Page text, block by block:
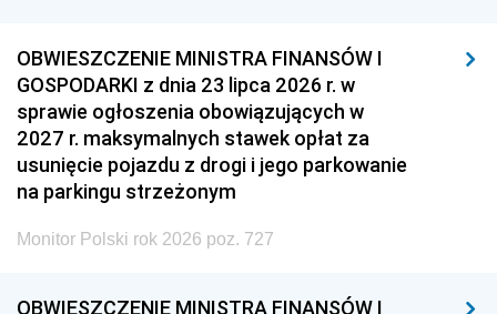
OBWIESZCZENIE MINISTRA FINANSÓW I
GOSPODARKI z dnia 23 lipca 2026 r. w
sprawie ogłoszenia obowiązujących w
2027 r. maksymalnych stawek opłat za
usunięcie pojazdu z drogi i jego parkowanie
na parkingu strzeżonym
Monitor Polski rok 2026 poz. 727
OBWIESZCZENIE MINISTRA FINANSÓW I